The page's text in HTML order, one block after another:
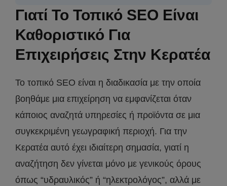
Γιατί Το Τοπικό SEO Είναι
Καθοριστικό Για
Επιχειρήσεις Στην Κερατέα
Το τοπικό SEO είναι η διαδικασία με την οποία
βοηθάμε μια επιχείρηση να εμφανίζεται όταν
κάποιος αναζητά υπηρεσίες ή προϊόντα σε μια
συγκεκριμένη γεωγραφική περιοχή. Για την
Κερατέα αυτό έχει ιδιαίτερη σημασία, γιατί η
αναζήτηση δεν γίνεται μόνο με γενικούς όρους
όπως “υδραυλικός” ή “ηλεκτρολόγος”, αλλά με